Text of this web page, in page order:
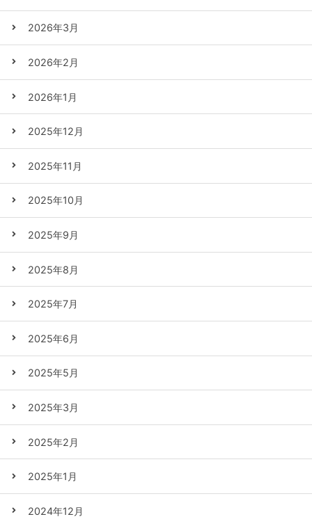
2026年3月
2026年2月
2026年1月
2025年12月
2025年11月
2025年10月
2025年9月
2025年8月
2025年7月
2025年6月
2025年5月
2025年3月
2025年2月
2025年1月
2024年12月